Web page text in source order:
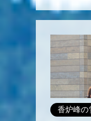
香炉峰の